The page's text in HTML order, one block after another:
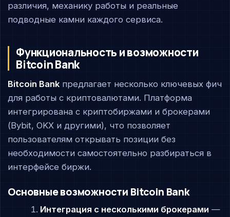
различия, механику работы и реальные
подводные камни каждого сервиса.
Функциональность и возможности
Bitcoin Bank
Bitcoin Bank предлагает несколько ключевых фич
для работы с криптовалютами. Платформа
интегрирована с криптобиржами и брокерами
(Bybit, OKX и другими), что позволяет
пользователям открывать позиции без
необходимости самостоятельно разбираться в
интерфейсе биржи.
Основные возможности Bitcoin Bank
Интеграция с несколькими брокерами —